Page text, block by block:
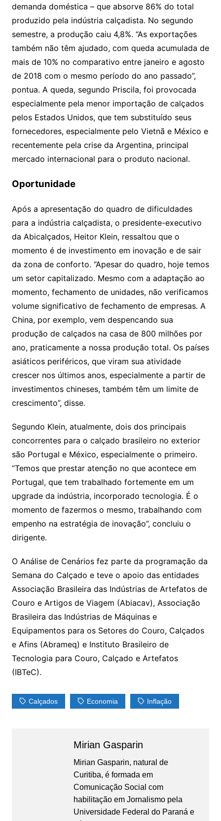
demanda doméstica – que absorve 86% do total
produzido pela indústria calçadista. No segundo
semestre, a produção caiu 4,8%. “As exportações
também não têm ajudado, com queda acumulada de
mais de 10% no comparativo entre janeiro e agosto
de 2018 com o mesmo período do ano passado”,
pontua. A queda, segundo Priscila, foi provocada
especialmente pela menor importação de calçados
pelos Estados Unidos, que tem substituído seus
fornecedores, especialmente pelo Vietnã e México e
recentemente pela crise da Argentina, principal
mercado internacional para o produto nacional.
Oportunidade
Após a apresentação do quadro de dificuldades
para a indústria calçadista, o presidente-executivo
da Abicalçados, Heitor Klein, ressaltou que o
momento é de investimento em inovação e de sair
da zona de conforto. “Apesar do quadro, hoje temos
um setor capitalizado. Mesmo com a adaptação ao
momento, fechamento de unidades, não verificamos
volume significativo de fechamento de empresas. A
China, por exemplo, vem despencando sua
produção de calçados na casa de 800 milhões por
ano, praticamente a nossa produção total. Os países
asiáticos periféricos, que viram sua atividade
crescer nos últimos anos, especialmente a partir de
investimentos chineses, também têm um limite de
crescimento”, disse.
Segundo Klein, atualmente, dois dos principais
concorrentes para o calçado brasileiro no exterior
são Portugal e México, especialmente o primeiro.
“Temos que prestar atenção no que acontece em
Portugal, que tem trabalhado fortemente em um
upgrade da indústria, incorporado tecnologia. É o
momento de fazermos o mesmo, trabalhando com
empenho na estratégia de inovação”, concluiu o
dirigente.
O Análise de Cenários fez parte da programação da
Semana do Calçado e teve o apoio das entidades
Associação Brasileira das Indústrias de Artefatos de
Couro e Artigos de Viagem (Abiacav), Associação
Brasileira das Indústrias de Máquinas e
Equipamentos para os Setores do Couro, Calçados
e Afins (Abrameq) e Instituto Brasileiro de
Tecnologia para Couro, Calçado e Artefatos
(IBTeC).
Calçados Economia Inflação
Mirian Gasparin
Mirian Gasparin, natural de
Curitiba, é formada em
Comunicação Social com
habilitação em Jornalismo pela
Universidade Federal do Paraná e